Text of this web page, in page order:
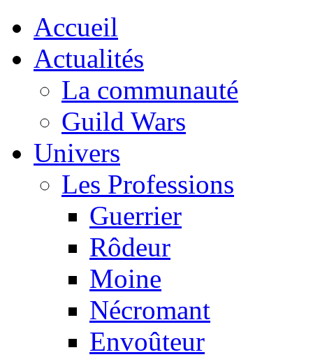
Accueil
Actualités
La communauté
Guild Wars
Univers
Les Professions
Guerrier
Rôdeur
Moine
Nécromant
Envoûteur